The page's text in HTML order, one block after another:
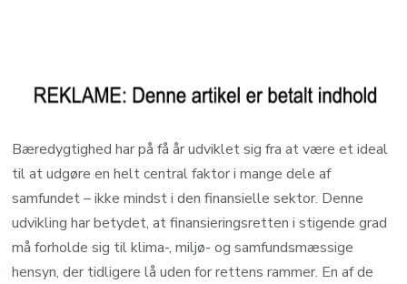
Bæredygtighed har på få år udviklet sig fra at være et ideal
til at udgøre en helt central faktor i mange dele af
samfundet – ikke mindst i den finansielle sektor. Denne
udvikling har betydet, at finansieringsretten i stigende grad
må forholde sig til klima-, miljø- og samfundsmæssige
hensyn, der tidligere lå uden for rettens rammer. En af de